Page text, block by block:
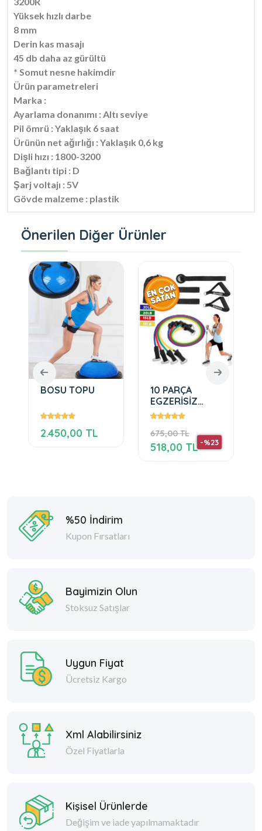
Yüksek hızlı darbe
8 mm
Derin kas masajı
45 db daha az gürültü
* Somut nesne hakimdir
Ürün parametreleri
Marka :
Ayarlama donanımı : Altı seviye
Pil ömrü : Yaklaşık 6 saat
Ürünün net ağırlığı : Yaklaşık 0,6 kg
Dişli hızı : 1800-3200
Bağlantı tipi : D
Şarj voltajı : 5V
Gövde malzeme : plastik
Önerilen Diğer Ürünler
BOSU TOPU
2.450,00 TL
10 PARÇA
EGZERİSİZ
YAYI,EVDE
675,00 TL
-%23
518,00 TL
%50 İndirim
Kupon Fırsatları
Bayimizin Olun
Stoksuz Satışlar
Uygun Fiyat
Ücretsiz Kargo
Xml Alabilirsiniz
Özel Fiyatlarla
Kişisel Ürünlerde
Değişim ve iade yapılmamaktadır